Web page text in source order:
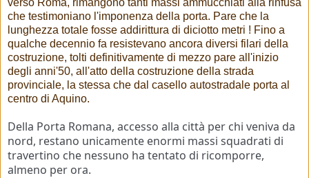
che testimoniano l'imponenza della porta. Pare che la
lunghezza totale fosse addirittura di diciotto metri ! Fino a
qualche decennio fa resistevano ancora diversi filari della
costruzione, tolti definitivamente di mezzo pare all'inizio
degli anni'50, all'atto della costruzione della strada
provinciale, la stessa che dal casello autostradale porta al
centro di Aquino.
Della Porta Romana, accesso alla città per chi veniva da
nord, restano unicamente enormi massi squadrati di
travertino che nessuno ha tentato di ricomporre,
almeno per ora.